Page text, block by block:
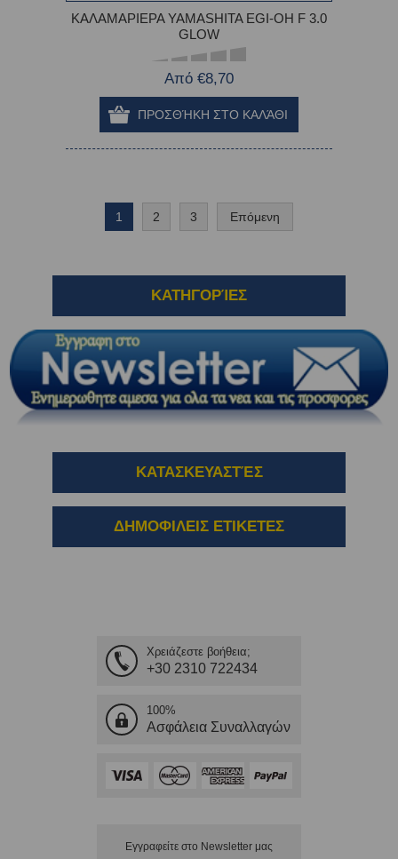
ΚΑΛΑΜΑΡΙΕΡΑ YAMASHITA EGI-OH F 3.0
GLOW
Από €8,70
1 2 3 Επόμενη
ΚΑΤΗΓΟΡΊΕΣ
ΚΑΤΑΣΚΕΥΑΣΤΈΣ
ΔΗΜΟΦΙΛΕΙΣ ΕΤΙΚΕΤΕΣ
Χρειάζεστε βοήθεια;
+30 2310 722434
100%
Ασφάλεια Συναλλαγών
Εγγραφείτε στο Νewsletter μας